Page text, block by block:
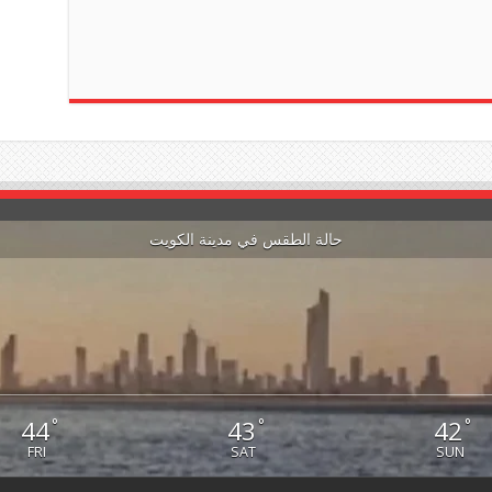
حالة الطقس في مدينة الكويت
44°
FRI
43°
SAT
42°
SUN